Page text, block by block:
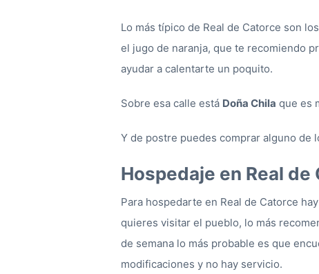
Lo más típico de Real de Catorce son
el jugo de naranja, que te recomiendo
ayudar a calentarte un poquito.
Sobre esa calle está Doña Chila que es
Y de postre puedes comprar alguno de
Hospedaje en Real de
Para hospedarte en Real de Catorce
quieres visitar el pueblo, lo más
de semana lo más probable es que
modificaciones y no hay servicio.